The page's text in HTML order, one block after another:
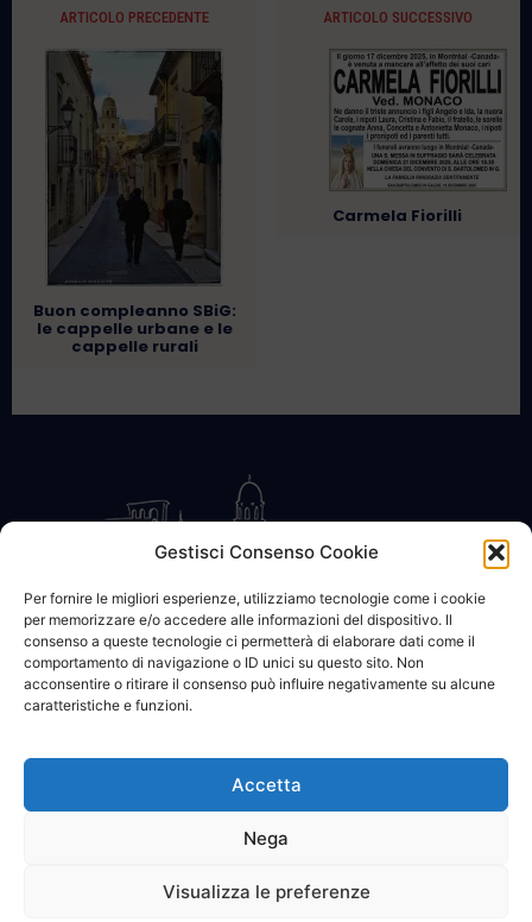
Gestisci Consenso Cookie
Per fornire le migliori esperienze, utilizziamo tecnologie come i cookie
per memorizzare e/o accedere alle informazioni del dispositivo. Il
consenso a queste tecnologie ci permetterà di elaborare dati come il
comportamento di navigazione o ID unici su questo sito. Non
acconsentire o ritirare il consenso può influire negativamente su alcune
caratteristiche e funzioni.
Accetta
Nega
Visualizza le preferenze
ARTICOLO PRECEDENTE
Buon compleanno SBiG:
le cappelle urbane e le
cappelle rurali
ARTICOLO SUCCESSIVO
Carmela Fiorilli
CONTATTACI COOKIE POLICY PRIVACY
© 2002 - 2026 SanBartolomeo.info :::: powered by Go Web snc |